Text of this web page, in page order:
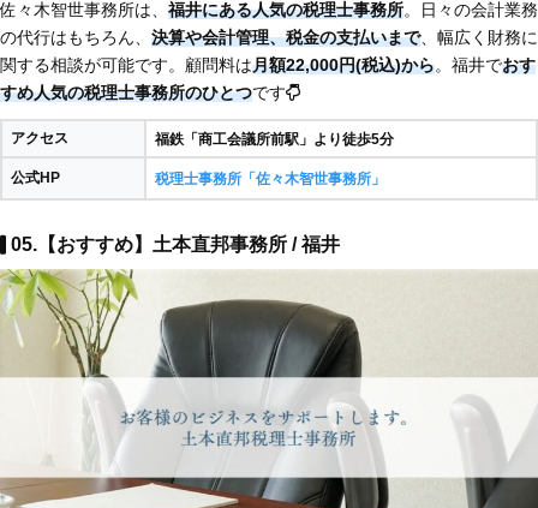
佐々木智世事務所は、 福井にある人気の税理士事務所。日々の会計業務
の代行はもちろん、 決算や会計管理、税金の支払いまで、幅広く財務に
関する相談が可能です。顧問料は月額22,000円(税込)から。福井でおす
すめ人気の税理士事務所のひとつです
アクセス 福鉄「商工会議所前駅」より徒歩5分​
公式HP 税理士事務所「佐々木智世事務所」
05.【おすすめ】土本直邦事務所 / 福井